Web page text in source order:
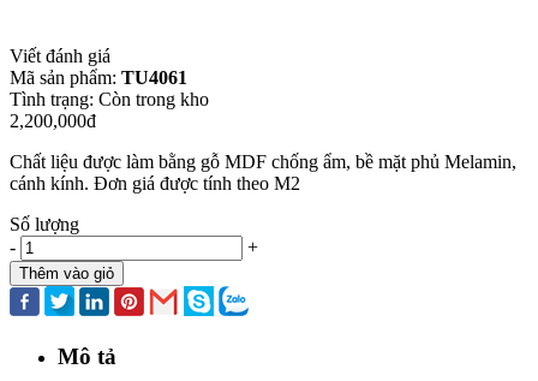
Viết đánh giá
Mã sản phẩm: TU4061
Tình trạng: Còn trong kho
2,200,000đ
Chất liệu được làm bằng gỗ MDF chống ẩm, bề mặt phủ Melamin,
cánh kính. Đơn giá được tính theo M2
Số lượng
-
+
Thêm vào giỏ
Mô tả